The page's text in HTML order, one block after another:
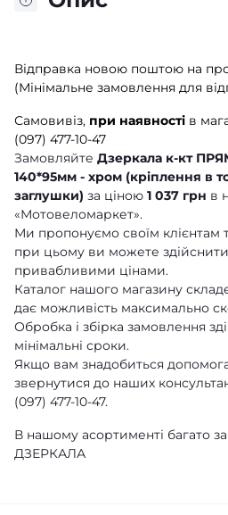
Відправка новою поштою на
(Мінімальне замовлення для
Самовивіз, при наявності в
(097) 477-10-47
Замовляйте Дзеркала к-кт
140*95мм - хром (кріплення в
заглушки) за ціною 1 037 грн в
«Мотовеломаркет».
Ми пропонуємо своїм клієнтам
при цьому ви можете
привабливими цінами.
Каталог нашого магазину
дає можливість максимально
Обробка і збірка замовлення
мінімальні сроки.
Якщо вам знадобиться
звернутися до наших
(097) 477-10-47.
В нашому асортименті багато
ДЗЕРКАЛА